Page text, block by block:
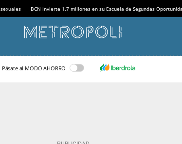
BCN invierte 1,7 millones en su Escuela de Segundas
Pásate al MODO AHORRO